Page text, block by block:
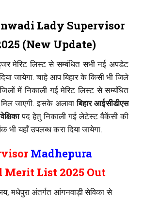
Lady Supervisor
(New Update)
मेरिट लिस्ट से सम्बंधित सभी नई अपडेट
जायेगा. चाहे आप बिहार के किसी भी जिले
में निकाली गई मेरिट लिस्ट से सम्बंधित
मिल जाएगी. इसके अलावाबिहार आईसीडीएस
पद हेतु निकाली गई लेटेस्ट वैकेंसी की
भी यहाँ उपलब्ध करा दिया जायेगा.
Madhepura
List 2025 Out
मधेपुरा अंतर्गत आंगनवाड़ी सेविका से